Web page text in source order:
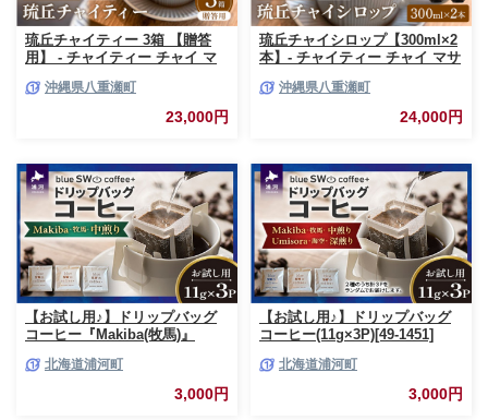
琉丘チャイティー 3箱 【贈答
用】 - チャイティー チャイ マ
だわり チャイ ティーパック お
手軽 簡単 人気 おすすめ 無添加
無農薬 黒糖 国産 自然の恵み 優
【価格改定】
沖縄県八重瀬町
23,000円
琉丘チャイシロップ【300ml×2
本】- チャイティー チャイ マサ
わり チャイ シロップ お手軽 簡
単 人気 おすすめ 無添加 無農薬
黒糖 国産 自然の恵み 優しい 味
定】
沖縄県八重瀬町
24,000円
【お試し用♪】ドリップバッグ
コーヒー『Makiba(牧馬)』
北海道浦河町
3,000円
【お試し用♪】ドリップバッグ
コーヒー(11g×3P)[49-1451]
北海道浦河町
3,000円